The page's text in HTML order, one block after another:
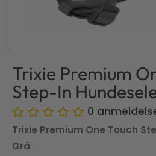
Trixie Premium
Step-In
0
Trixie Premium One Touch
Grå